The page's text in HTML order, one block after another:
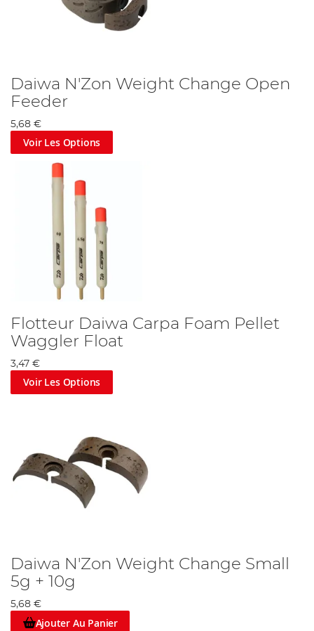
Daiwa N'Zon Weight Change Open
Feeder
5,68 €
Voir Les Options
Flotteur Daiwa Carpa Foam Pellet
Waggler Float
3,47 €
Voir Les Options
Daiwa N'Zon Weight Change Small
5g + 10g
5,68 €
Ajouter Au Panier